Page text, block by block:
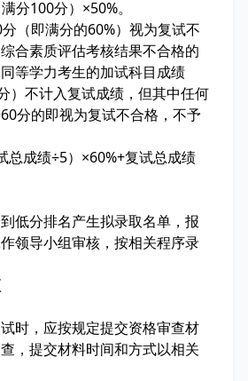
分100分）×50%。
（即满分的60%）视为复试不
合素质评估考核结果不合格的
等学力考生的加试科目成绩
）不计入复试成绩，但其中任何
分的即视为复试不合格，不予
总成绩÷5）×60%+复试总成绩
低分排名产生拟录取名单，报
领导小组审核，按相关程序录
试时，应按规定提交资格审查材
，提交材料时间和方式以相关